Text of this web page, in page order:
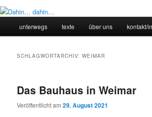
unterwegs texte über uns kontakt/
SCHLAGWORTARCHIV:WEIMAR
Das Bauhaus in Weimar
Veröffentlicht am29. August 2021